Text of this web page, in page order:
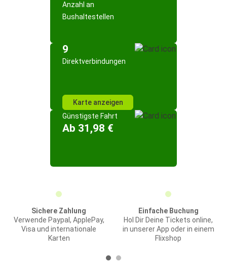
Anzahl an
Bushaltestellen
9
Direktverbindungen
Karte anzeigen
Günstigste Fahrt
Ab 31,98 €
Sichere Zahlung
Verwende Paypal, ApplePay,
Visa und internationale
Karten
Einfache Buchung
Hol Dir Deine Tickets online,
in unserer App oder in einem
Flixshop